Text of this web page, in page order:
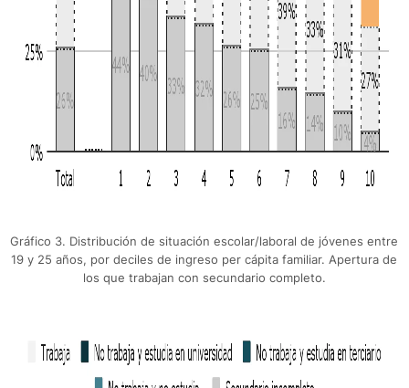
Gráfico 3. Distribución de situación escolar/laboral de jóvenes entre
19 y 25 años, por deciles de ingreso per cápita familiar. Apertura de
los que trabajan con secundario completo.